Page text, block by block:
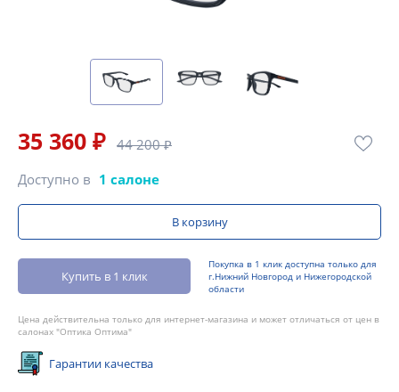
35 360 ₽ 44 200 ₽
Доступно в 1 салоне
В корзину
Купить в 1 клик
Покупка в 1 клик доступна только для
г.Нижний Новгород и Нижегородской
области
Цена действительна только для интернет-магазина и может отличаться от цен в
салонах "Оптика Оптима"
Гарантии качества